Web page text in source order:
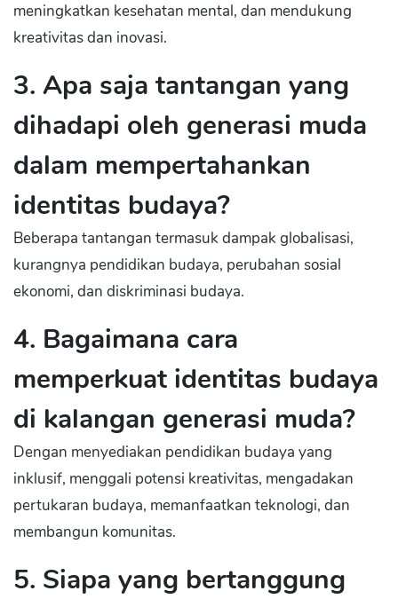
meningkatkan kesehatan mental, dan mendukung
kreativitas dan inovasi.
3. Apa saja tantangan yang
dihadapi oleh generasi muda
dalam mempertahankan
identitas budaya?
Beberapa tantangan termasuk dampak globalisasi,
kurangnya pendidikan budaya, perubahan sosial
ekonomi, dan diskriminasi budaya.
4. Bagaimana cara
memperkuat identitas budaya
di kalangan generasi muda?
Dengan menyediakan pendidikan budaya yang
inklusif, menggali potensi kreativitas, mengadakan
pertukaran budaya, memanfaatkan teknologi, dan
membangun komunitas.
5. Siapa yang bertanggung